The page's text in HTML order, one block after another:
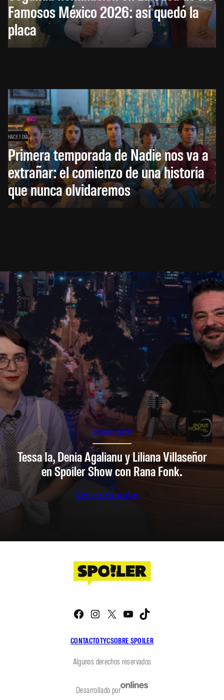
Famosos México 2026: así quedó la
placa
HACE 1 DÍA
Primera temporada de Nadie nos va a
extrañar: el comienzo de una historia
que nunca olvidaremos
SPOILER SHOW
Tessa Ia, Denia Agalianu y Liliana Villaseñor
en Spoiler Show con Rana Fonk.
Ver en Youtube
CONTACTOTYCSOBRE SPOILER
Facebook
Instagram
X YouTube
Algunos derechos reservados
Desarrollado por